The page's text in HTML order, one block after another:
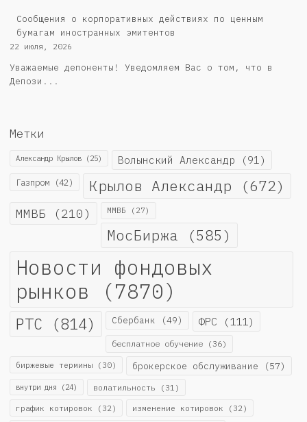
Сообщения о корпоративных действиях по ценным
бумагам иностранных эмитентов
22 июля, 2026
Уважаемые депоненты! Уведомляем Вас о том, что в
Депози...
Метки
Александр Крылов (25) Волынский Александр (91)
Газпром (42) Крылов Александр (672)
ММВБ (210) ММВБ (27)
МосБиржа (585)
Новости фондовых
рынков (7870)
РТС (814) Сбербанк (49) ФРС (111)
бесплатное обучение (36)
биржевые термины (30) брокерское обслуживание (57)
внутри дня (24) волатильность (31)
график котировок (32) изменение котировок (32)